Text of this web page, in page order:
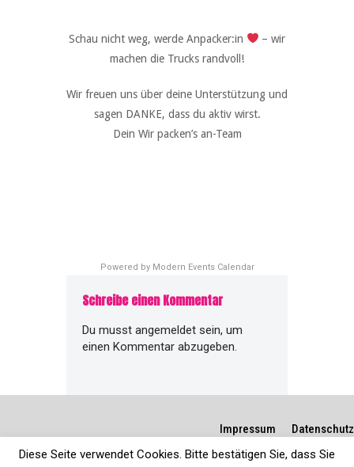
Schau nicht weg, werde Anpacker:in
– wir
machen die Trucks randvoll!
Wir freuen uns über deine Unterstützung und
sagen DANKE, dass du aktiv wirst.
Dein Wir packen’s an-Team
Powered by Modern Events Calendar
Schreibe einen Kommentar
Du musst angemeldet sein, um
einen Kommentar abzugeben.
Impressum
Datenschutz
Diese Seite verwendet Cookies. Bitte bestätigen Sie, dass Sie